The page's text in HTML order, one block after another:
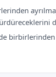
birbirlerinden